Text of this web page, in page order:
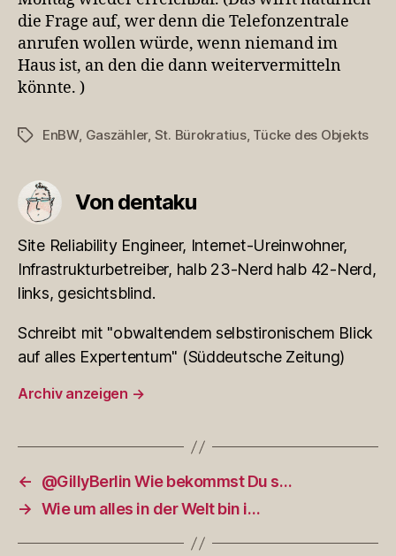
die Frage auf, wer denn die Telefonzentrale
anrufen wollen würde, wenn niemand im
Haus ist, an den die dann weitervermitteln
könnte. )
Schlagwörter
EnBW, Gaszähler, St. Bürokratius, Tücke des Objekts
Von dentaku
Site Reliability Engineer, Internet-Ureinwohner,
Infrastrukturbetreiber, halb 23-Nerd halb 42-Nerd,
links, gesichtsblind.
Schreibt mit "obwaltendem selbstironischem Blick
auf alles Expertentum" (Süddeutsche Zeitung)
Archiv anzeigen →
←
@GillyBerlin Wie bekommst Du s…
→ Wie um alles in der Welt bin i…